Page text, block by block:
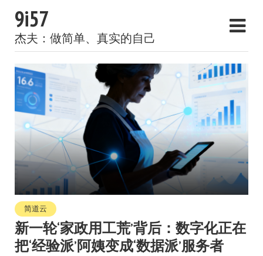
9i57
杰夫：做简单、真实的自己
简道云
新一轮‘家政用工荒’背后：数字化正在
把‘经验派’阿姨变成‘数据派’服务者